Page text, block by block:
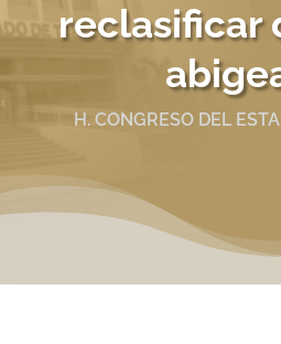
reclasificar
H. CONGRESO DEL